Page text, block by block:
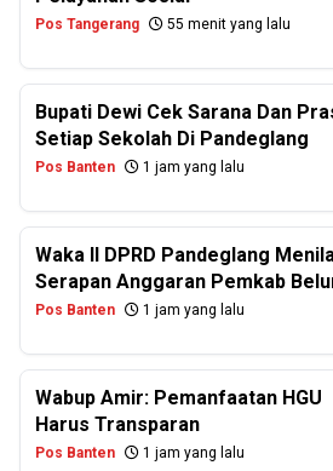
Pos Tangerang 55 menit yang lalu
Bupati Dewi Cek Sarana Dan
Setiap Sekolah Di Pandeglang
Pos Banten 1 jam yang lalu
Waka II DPRD Pandeglang
Serapan Anggaran Pemkab
Pos Banten 1 jam yang lalu
Wabup Amir: Pemanfaatan HGU
Harus Transparan
Pos Banten 1 jam yang lalu